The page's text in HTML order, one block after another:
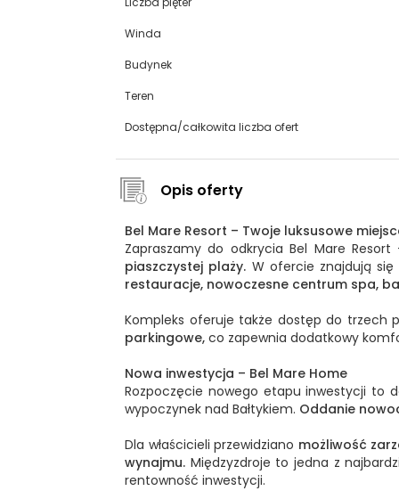
Winda
Budynek
Teren
Dostępna/całkowita liczba ofert
Opis oferty
Bel Mare Resort – Twoje luksusowe
Zapraszamy do odkrycia Bel Mare
piaszczystej plaży. W ofercie znajdują
restauracje, nowoczesne centrum spa,
Kompleks oferuje także dostęp do trzech
parkingowe, co zapewnia dodatkowy
Nowa inwestycja – Bel Mare Home
Rozpoczęcie nowego etapu inwestycji to
wypoczynek nad Bałtykiem. Oddanie
Dla właścicieli przewidziano możliwość
wynajmu. Międzyzdroje to jedna z
rentowność inwestycji.